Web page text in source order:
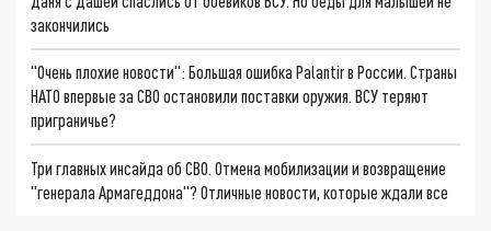
закончились
"Очень плохие новости": Большая ошибка Palantir в России. Страны
НАТО впервые за СВО остановили поставки оружия. ВСУ теряют
приграничье?
Три главных инсайда об СВО. Отмена мобилизации и возвращение
"генерала Армагеддона"? Отличные новости, которые ждали все